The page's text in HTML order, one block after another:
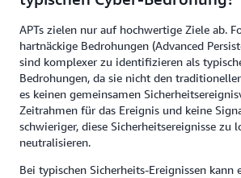
APTs zielen nur auf hochwertige Ziele ab.
hartnäckige Bedrohungen (Advanced
sind komplexer zu identifizieren als
Bedrohungen, da sie nicht den
es keinen gemeinsamen
Zeitrahmen für das Ereignis und keine
schwieriger, diese Sicherheitsereignisse zu
neutralisieren.
Bei typischen Sicherheits-Ereignissen kann